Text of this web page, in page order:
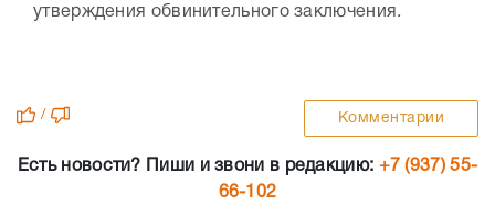
утверждения обвинительного заключения.
/ Комментарии
Есть новости? Пиши и звони в редакцию: +7 (937) 55-
66-102